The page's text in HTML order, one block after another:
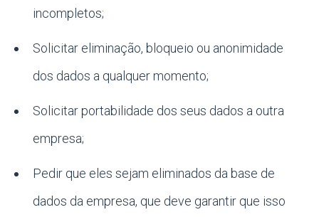
incompletos;
Solicitar eliminação, bloqueio ou anonimidade
dos dados a qualquer momento;
Solicitar portabilidade dos seus dados a outra
empresa;
Pedir que eles sejam eliminados da base de
dados da empresa, que deve garantir que isso